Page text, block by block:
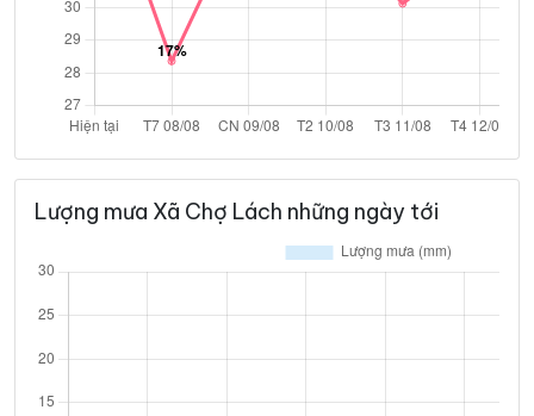
Lượng mưa Xã Chợ Lách những ngày tới